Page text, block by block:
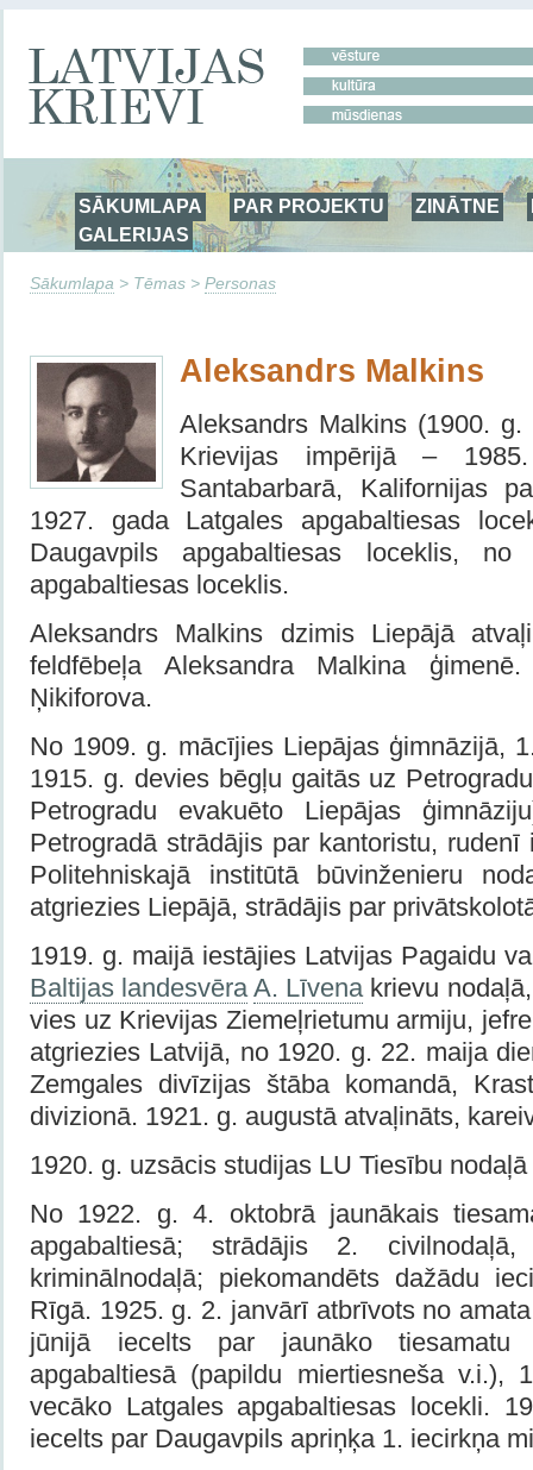
SĀKUMLAPA PAR PROJEKTU ZINĀTNE
GALERIJAS
Sākumlapa > Tēmas > Personas
Aleksandrs Malkins
Aleksandrs Malkins (1900.
Krievijas impērijā –
Santabarbarā, Kalifornijas
1927. gada Latgales apgabaltiesas
Daugavpils apgabaltiesas loceklis,
apgabaltiesas loceklis.
Aleksandrs Malkins dzimis Liepājā
feldfēbeļa Aleksandra Malkina
Ņikiforova.
No 1909. g. mācījies Liepājas ģimnāzijā,
1915. g. devies bēgļu gaitās uz
Petrogradu evakuēto Liepājas
Petrogradā strādājis par kantoristu, rudenī
Politehniskajā institūtā būvinženieru
atgriezies Liepājā, strādājis par
1919. g. maijā iestājies Latvijas Pagaidu
Baltijas landesvēra A. Līvena krievu
vies uz Krievijas Ziemeļrietumu armiju,
atgriezies Latvijā, no 1920. g. 22. maija
Zemgales divīzijas štāba komandā,
divi­zionā. 1921. g. augustā atvaļināts,
1920. g. uzsācis studijas LU Tiesību
No 1922. g. 4. oktobrā jaunākais
apgabaltiesā; strādājis 2.
kriminālnodaļā; piekomandēts dažādu
Rīgā. 1925. g. 2. janvārī atbrīvots no
jūnijā iecelts par jaunāko tiesamatu
apgabaltiesā (papildu miertiesneša
vecāko Latgales apgabaltiesas locekli.
iecelts par Daugavpils apriņķa 1. iecirkņa